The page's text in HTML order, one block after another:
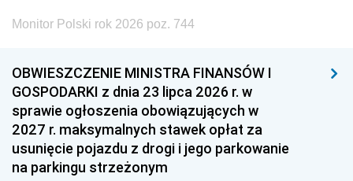
Monitor Polski rok 2026 poz. 744
OBWIESZCZENIE MINISTRA FINANSÓW I
GOSPODARKI z dnia 23 lipca 2026 r. w
sprawie ogłoszenia obowiązujących w
2027 r. maksymalnych stawek opłat za
usunięcie pojazdu z drogi i jego parkowanie
na parkingu strzeżonym